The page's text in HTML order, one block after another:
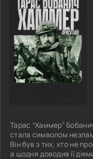
Тарас “Хаммер”
стала символом
Він був з тих, хто не
а щодня доводив її